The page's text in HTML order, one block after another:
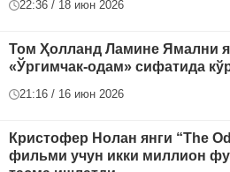
22:36 / 18 июн 2026
Том Ҳолланд Ламине Ямални
«Ўргимчак-одам» сифатида
21:16 / 16 июн 2026
Кристофер Нолан янги “The
фильми учун икки миллион